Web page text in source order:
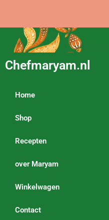
Chefmaryam.nl
Home
Shop
Recepten
over Maryam
Winkelwagen
Contact